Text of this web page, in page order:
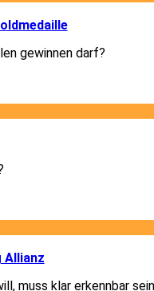
gewinnen darf?
Allianz
muss klar erkennbar